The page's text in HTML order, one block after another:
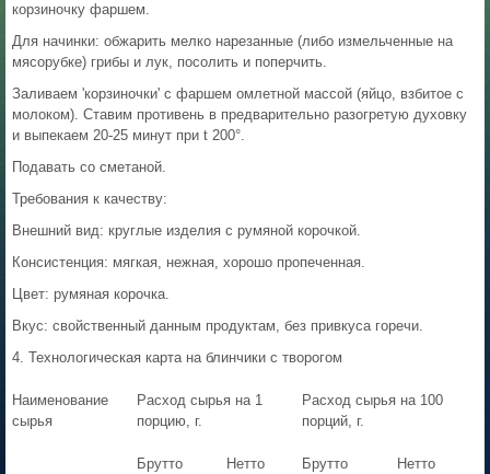
корзиночку фаршем.
Для начинки: обжарить мелко нарезанные (либо измельченные на
мясорубке) грибы и лук, посолить и поперчить.
Заливаем 'корзиночки' с фаршем омлетной массой (яйцо, взбитое с
молоком). Ставим противень в предварительно разогретую духовку
и выпекаем 20-25 минут при t 200°.
Подавать со сметаной.
Требования к качеству:
Внешний вид: круглые изделия с румяной корочкой.
Консистенция: мягкая, нежная, хорошо пропеченная.
Цвет: румяная корочка.
Вкус: свойственный данным продуктам, без привкуса горечи.
4. Технологическая карта на блинчики с творогом
Наименование
сырья
Расход сырья на 1
порцию, г.
Расход сырья на 100
порций, г.
Брутто Нетто Брутто Нетто